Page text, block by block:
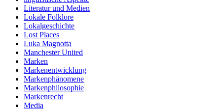
Literatur und Medien
Lokale Folklore
Lokalgeschichte
Lost Places
Luka Magnotta
Manchester United
Marken
Markenentwicklung
Markenphänomene
Markenphilosophie
Markenrecht
Media